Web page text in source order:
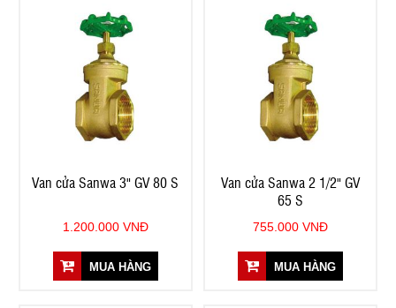
Van cửa Sanwa 3" GV 80 S
1.200.000 VNĐ
MUA HÀNG
Van cửa Sanwa 2 1/2" GV
65 S
755.000 VNĐ
MUA HÀNG